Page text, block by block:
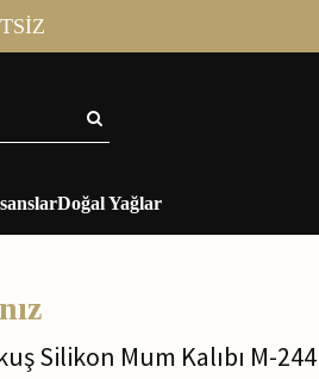
Doğal Yağlar
Silikon Mum Kalıbı M-244